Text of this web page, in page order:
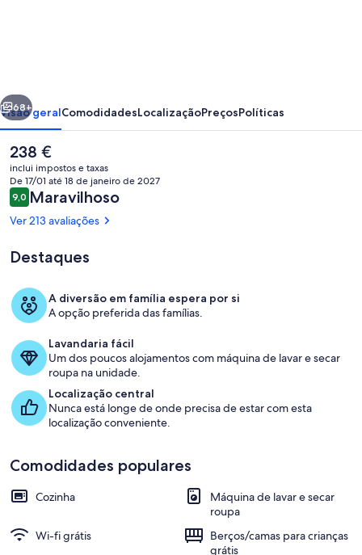
Seguinte
68+
Visão geralComodidadesLocalizaçãoPreçosPolíticas
O
preço
atual
é
238 €
238 €
inclui impostos e taxas
De 17/01 até 18 de janeiro de 2027
Avaliações
9,09,0 em 10
Maravilhoso
Ver 213 avaliações
Destaques
A diversão em família espera por si
A opção preferida das famílias.
Lavandaria fácil
Um dos poucos alojamentos com máquina de lavar e secar
roupa na unidade.
Localização central
Nunca está longe de onde precisa de estar com esta
localização conveniente.
Comodidades populares
Cozinha
Máquina de lavar e secar
roupa
Wi-fi grátis
Berços/camas para crianças
grátis